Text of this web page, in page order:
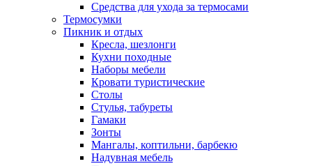
Средства для ухода за термосами
Термосумки
Пикник и отдых
Кресла, шезлонги
Кухни походные
Наборы мебели
Кровати туристические
Столы
Стулья, табуреты
Гамаки
Зонты
Мангалы, коптильни, барбекю
Надувная мебель